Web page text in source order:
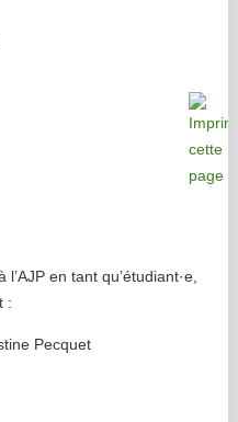
en tant qu’étudiant·e,
:
Pecquet